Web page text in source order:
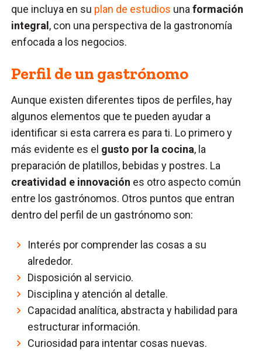
que incluya en su plan de estudios unaformación
integral, con una perspectiva de la gastronomía
enfocada a los negocios.
Perfil de un gastrónomo
Aunque existen diferentes tipos de perfiles, hay
algunos elementos que te pueden ayudar a
identificar si esta carrera es para ti. Lo primero y
más evidente es el gusto por la cocina, la
preparación de platillos, bebidas y postres. La
creatividad e innovación es otro aspecto común
entre los gastrónomos. Otros puntos que entran
dentro del perfil de un gastrónomo son:
Interés por comprender las cosas a su
alrededor.
Disposición al servicio.
Disciplina y atención al detalle.
Capacidad analítica, abstracta y habilidad para
estructurar información.
Curiosidad para intentar cosas nuevas.